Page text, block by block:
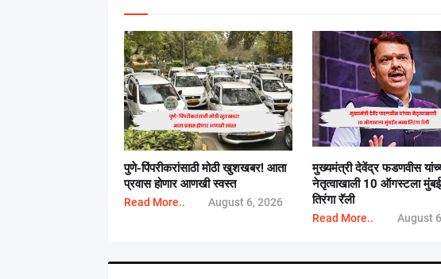
पुणे-पिंपरीकरांसाठी मोठी खुशखबर! आता
प्रवास होणार आणखी स्वस्त
Read More.. August 6, 2026
मुख्यमंत्री देवेंद्र फडणवीस
नेतृत्वाखाली 10 ऑगस्टला
तिरंगा रॅली
Read More.. August